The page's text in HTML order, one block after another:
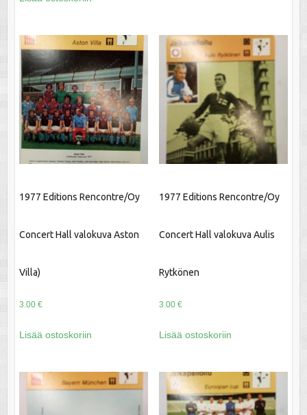
1977 Editions Rencontre/Oy
Concert Hall valokuva Aston
Villa)
3.00 €
Lisää ostoskoriin
1977 Editions Rencontre/Oy
Concert Hall valokuva Aulis
Rytkönen
3.00 €
Lisää ostoskoriin